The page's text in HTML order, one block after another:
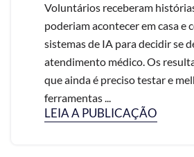
Voluntários receberam
poderiam acontecer em casa e
sistemas de IA para decidir se
atendimento médico. Os
que ainda é preciso testar e
ferramentas ...
LEIA A PUBLICAÇÃO